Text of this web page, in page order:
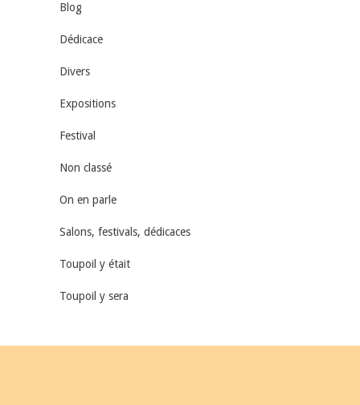
Blog
Dédicace
Divers
Expositions
Festival
Non classé
On en parle
Salons, festivals, dédicaces
Toupoil y était
Toupoil y sera